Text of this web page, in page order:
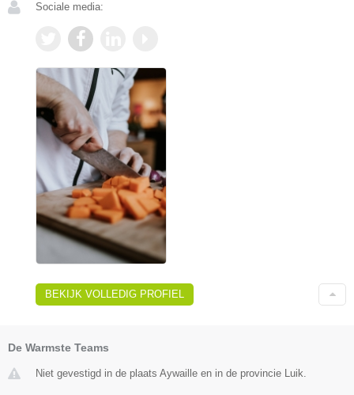
Sociale media:
BEKIJK VOLLEDIG PROFIEL
De Warmste Teams
Niet gevestigd in de plaats Aywaille en in de provincie Luik.